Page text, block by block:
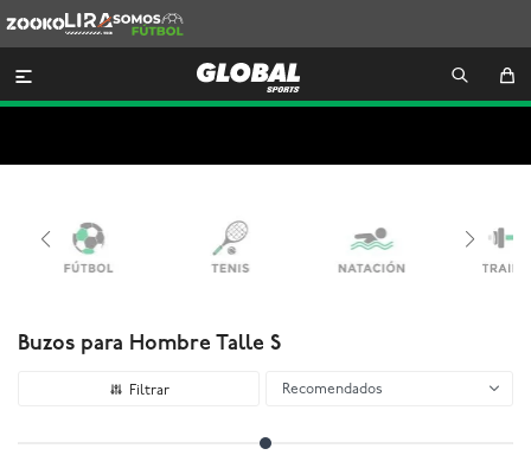
Lira
Somos
Futbol

Buzos para Hombre Talle S
Recomendados